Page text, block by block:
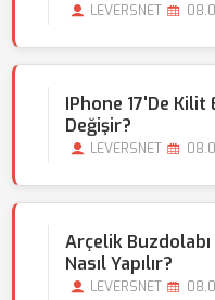
LEVERSNET
IPhone 17'de Kilit
Değişir?
LEVERSNET
Arçelik
Nasıl Yapılır?
LEVERSNET